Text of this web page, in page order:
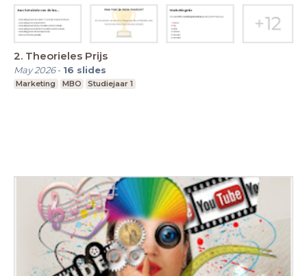
2. Theorieles Prijs
May 2026- 16 slides
Marketing MBO Studiejaar 1